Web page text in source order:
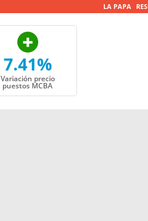
LA PAPA
7.41%
Variación precio
puestos MCBA